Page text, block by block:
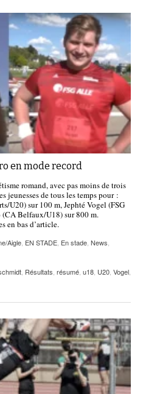
en mode record
romand, avec pas moins de trois
jeunesses de tous les temps pour :
U20) sur 100 m, Jephté Vogel (FSG
Belfaux/U18) sur 800 m.
en bas d’article.
Aigle EN STADE En stade News
Résultats résumé u18 U20 Vogel